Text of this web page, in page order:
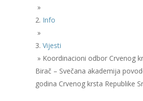
»
Info
»
Vijesti
» Koordinacioni odbor Crvenog
Birač – Svečana akademija
godina Crvenog krsta Republike